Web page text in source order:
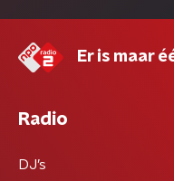
Er is maar
Radio
DJ’s